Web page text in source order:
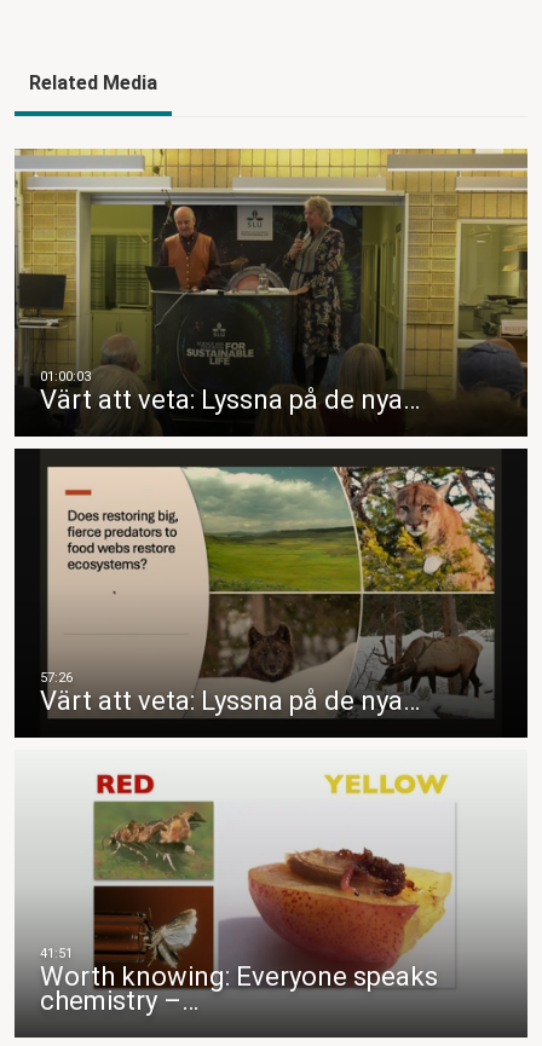
Related Media
Värt att veta: Lyssna på de nya…
Värt att veta: Lyssna på de nya…
Worth knowing: Everyone speaks
chemistry –…